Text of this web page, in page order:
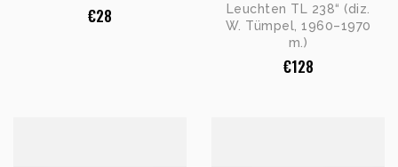
€28
Leuchten TL 238“ (diz.
W. Tümpel, 1960–1970
m.)
€128